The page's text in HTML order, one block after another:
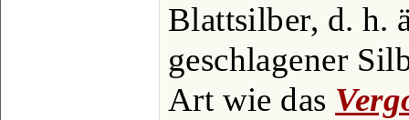
Blattsilber, d. h.
geschlagener
Art wie das